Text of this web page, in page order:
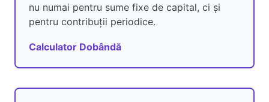
nu numai pentru sume fixe de capital, ci și
pentru contribuții periodice.
Calculator Dobândă